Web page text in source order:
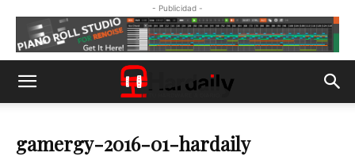
- Publicidad -
gamergy-2016-01-hardaily